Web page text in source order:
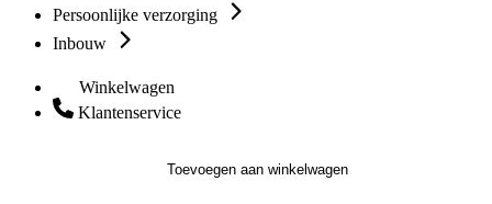
Persoonlijke verzorging
Inbouw
Winkelwagen
Klantenservice
Toevoegen aan winkelwagen